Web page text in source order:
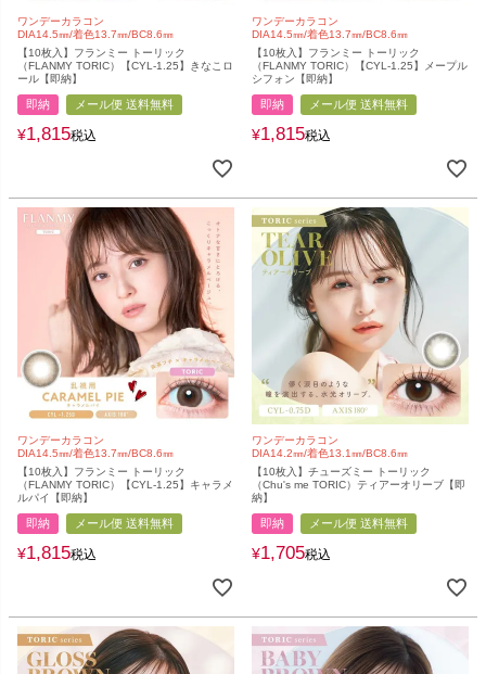
ワンデーカラコン
DIA14.5㎜/着色13.7㎜/BC8.6㎜
【10枚入】フランミー トーリック
（FLANMY TORIC）【CYL-1.25】きなこロ
ール【即納】
即納 メール便 送料無料
¥1,815税込
ワンデーカラコン
DIA14.5㎜/着色13.7㎜/BC8.6㎜
【10枚入】フランミー トーリック
（FLANMY TORIC）【CYL-1.25】メープル
シフォン【即納】
即納 メール便 送料無料
¥1,815税込
ワンデーカラコン
DIA14.5㎜/着色13.7㎜/BC8.6㎜
【10枚入】フランミー トーリック
（FLANMY TORIC）【CYL-1.25】キャラメ
ルパイ【即納】
即納 メール便 送料無料
¥1,815税込
ワンデーカラコン
DIA14.2㎜/着色13.1㎜/BC8.6㎜
【10枚入】チューズミー トーリック
（Chu's me TORIC）ティアーオリーブ【即
納】
即納 メール便 送料無料
¥1,705税込